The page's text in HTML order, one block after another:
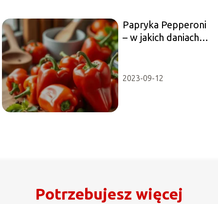
Papryka Pepperoni
– w jakich daniach
2023-09-12
Potrzebujesz więcej